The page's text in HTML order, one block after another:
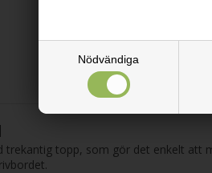
Nödvändiga
trekantig topp, som gör det enkelt att